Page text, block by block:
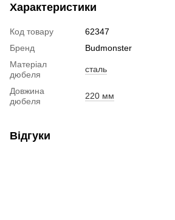
Характеристики
Код товару
62347
Бренд
Budmonster
Матеріал
дюбеля
сталь
Довжина
дюбеля
220 мм
Відгуки